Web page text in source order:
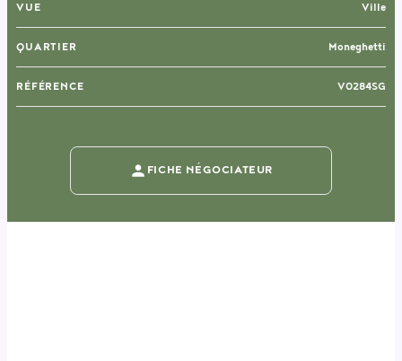
VUE Ville
QUARTIER Moneghetti
RÉFÉRENCE V0284SG
FICHE NÉGOCIATEUR